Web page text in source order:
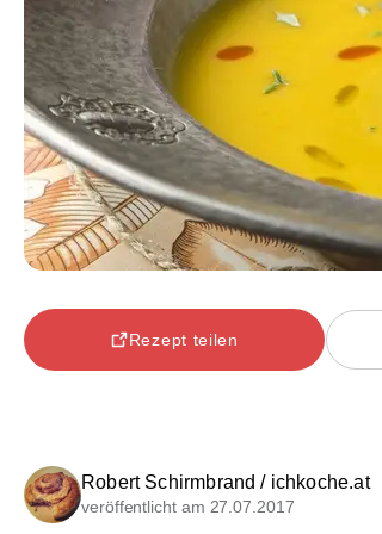
Rezept teilen
Robert Schirmbrand / ichkoche.at
veröffentlicht am 27.07.2017